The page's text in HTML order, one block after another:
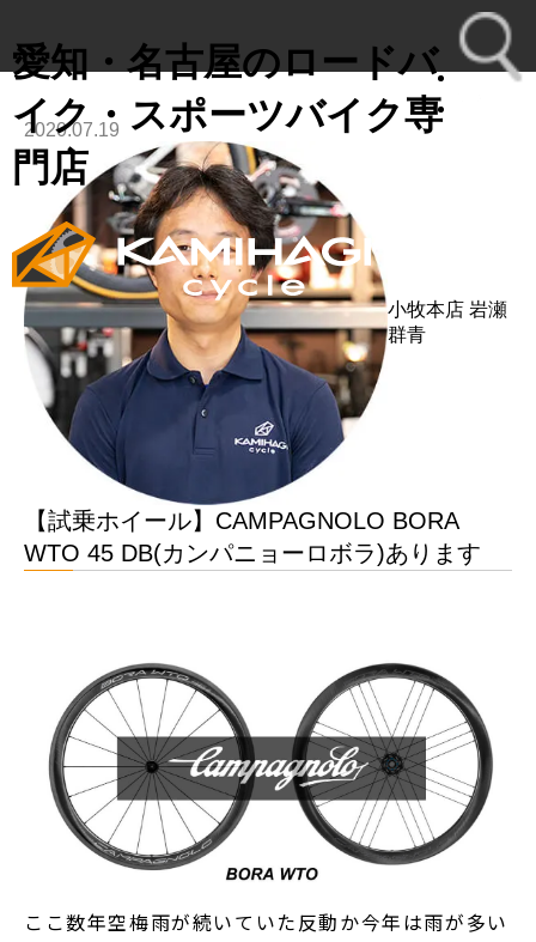
愛知・名古屋のロードバ
イク・スポーツバイク専
門店
2020.07.19
小牧本店岩瀬
群青
【試乗ホイール】CAMPAGNOLO BORA
WTO 45 DB(カンパニョーロボラ)あります
ここ数年空梅雨が続いていた反動か今年は雨が多い